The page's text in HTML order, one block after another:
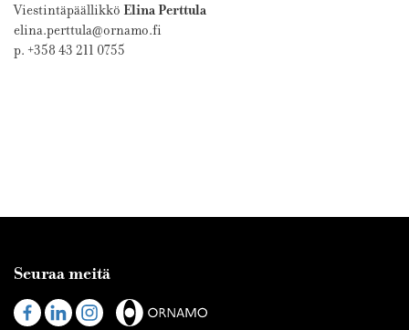
Viestintäpäällikkö Elina Perttula
elina.perttula@ornamo.fi
p. +358 43 211 0755
Seuraa meitä
Visit Visit Visit